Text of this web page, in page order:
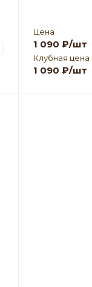
Цена
1 090 ₽/шт
Клубная цена
1 090 ₽/шт